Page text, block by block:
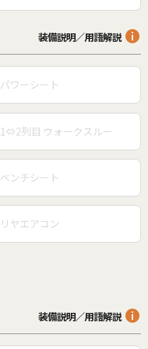
装備説明／用語解説
パワーシート
1⇔2列目 ウォークスルー
ベンチシート
リヤエアコン
装備説明／用語解説